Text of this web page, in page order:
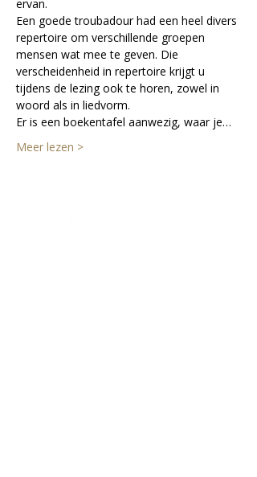
ervan.
Een goede troubadour had een heel divers
repertoire om verschillende groepen
mensen wat mee te geven. Die
verscheidenheid in repertoire krijgt u
tijdens de lezing ook te horen, zowel in
woord als in liedvorm.
Er is een boekentafel aanwezig, waar je…
Meer lezen >